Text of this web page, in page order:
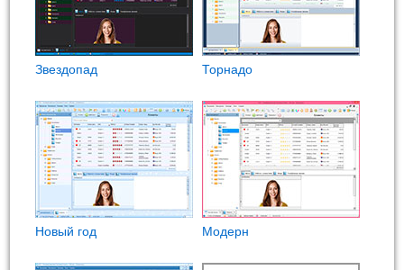
Звездопад Торнадо
Новый год Модерн